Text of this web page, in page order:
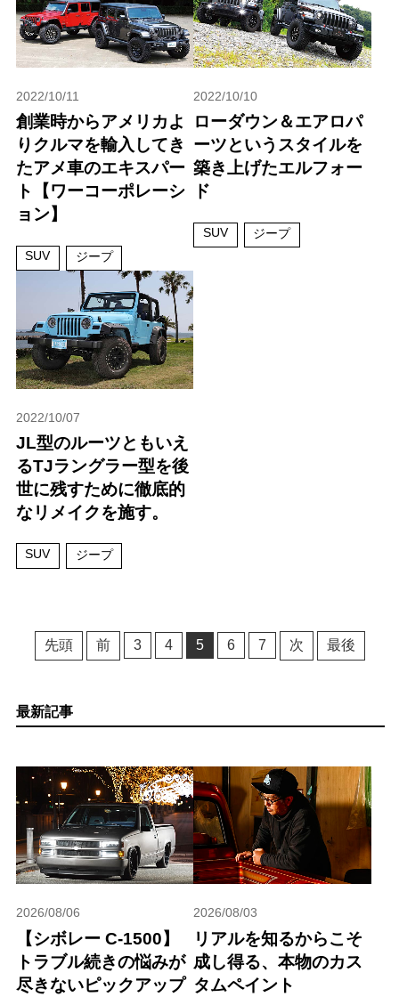
2022/10/11
創業時からアメリカよ
りクルマを輸入してき
たアメ車のエキスパー
ト【ワーコーポレーシ
ョン】
SUV ジープ
2022/10/10
ローダウン＆エアロパ
ーツというスタイルを
築き上げたエルフォー
ド
SUV ジープ
2022/10/07
JL型のルーツともいえ
るTJラングラー型を後
世に残すために徹底的
なリメイクを施す。
SUV ジープ
先頭 前 3 4 5 6 7 次 最後
最新記事
2026/08/06
【シボレー C-1500】
トラブル続きの悩みが
尽きないピックアップ
2026/08/03
リアルを知るからこそ
成し得る、本物のカス
タムペイント